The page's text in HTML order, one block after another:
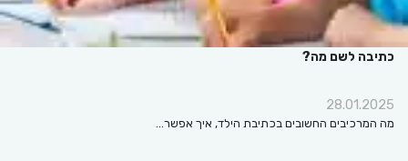
כתיבה לשם מה?
28.01.2025
מה המרכיבים החשובים בכתיבת הילד, איך אפשר…